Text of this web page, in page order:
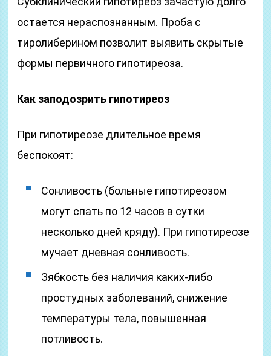
остается нераспознанным. Проба с
тиролиберином позволит выявить скрытые
формы первичного гипотиреоза.
Как заподозрить гипотиреоз
При гипотиреозе длительное время
беспокоят:
Сонливость (больные гипотиреозом
могут спать по 12 часов в сутки
несколько дней кряду). При гипотиреозе
мучает дневная сонливость.
Зябкость без наличия каких-либо
простудных заболеваний, снижение
температуры тела, повышенная
потливость.